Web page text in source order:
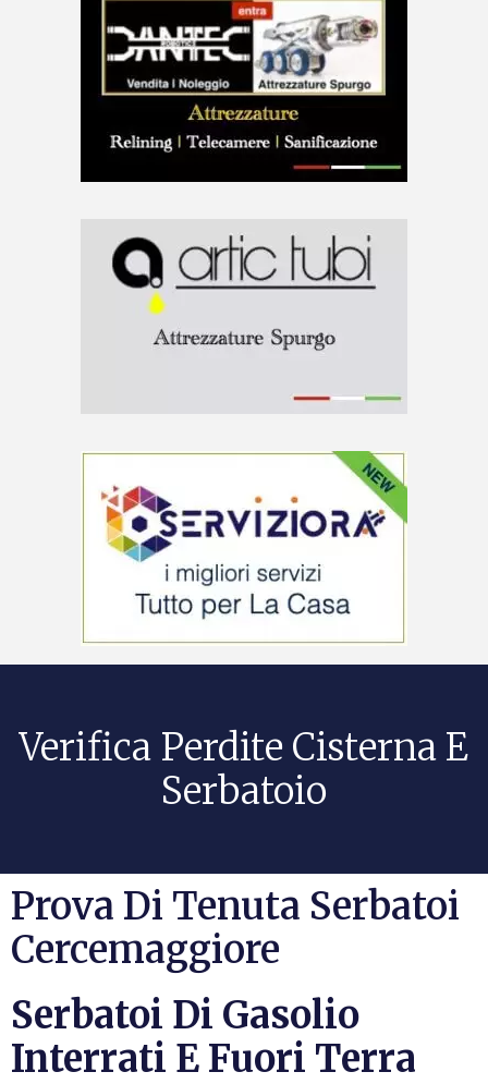
Verifica Perdite Cisterna E
Serbatoio
Prova Di Tenuta Serbatoi
Cercemaggiore
Serbatoi Di Gasolio
Interrati E Fuori Terra